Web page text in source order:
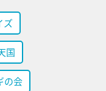
ズ
国
の会